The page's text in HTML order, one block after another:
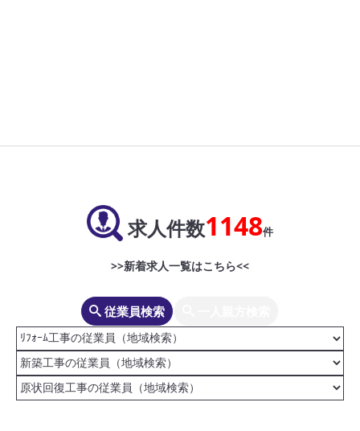
求人件数1148件
>>新着求人一覧はこちら<<
従業員検索